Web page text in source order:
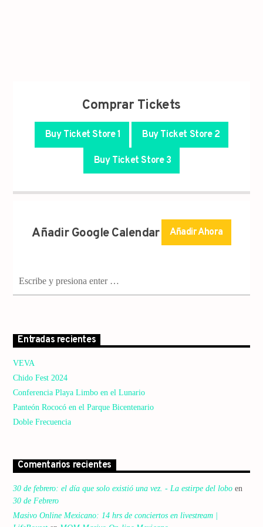
Comprar Tickets
Buy Ticket Store 1 Buy Ticket Store 2
Buy Ticket Store 3
Añadir Google Calendar Añadir Ahora
Entradas recientes
VEVA
Chido Fest 2024
Conferencia Playa Limbo en el Lunario
Panteón Rococó en el Parque Bicentenario
Doble Frecuencia
Comentarios recientes
30 de febrero: el día que solo existió una vez. - La estirpe del lobo en
30 de Febrero
Masivo Online Mexicano: 14 hrs de conciertos en livestream |